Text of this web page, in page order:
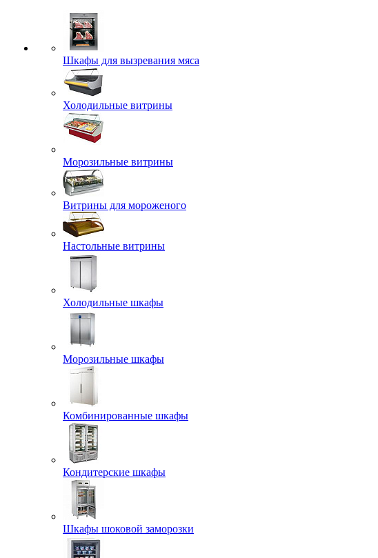
Шкафы для вызревания мяса
Холодильные витрины
Морозильные витрины
Витрины для мороженого
Настольные витрины
Холодильные шкафы
Морозильные шкафы
Комбинированные шкафы
Кондитерские шкафы
Шкафы шоковой заморозки